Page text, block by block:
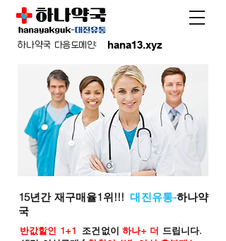
hana13.xyz
하나약국 다음도메인:
15년간 재구매율1위!!!대진유통-하나약
국
반값할인 1+1 조건없이 하나+ 더 드립니다.